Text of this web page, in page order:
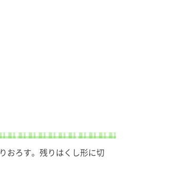
おろす。残りはくし形に切